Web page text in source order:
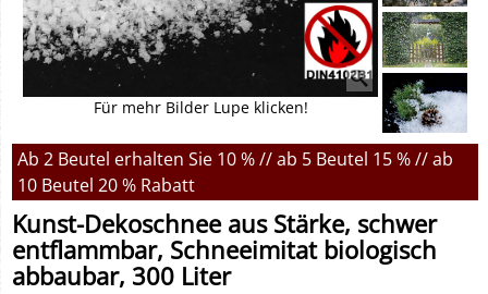
Für mehr Bilder Lupe klicken!
Ab 2 Beutel erhalten Sie 10 % // ab 5 Beutel 15 % // ab
10 Beutel 20 % Rabatt
Kunst-Dekoschnee aus Stärke, schwer
entflammbar, Schneeimitat biologisch
abbaubar, 300 Liter